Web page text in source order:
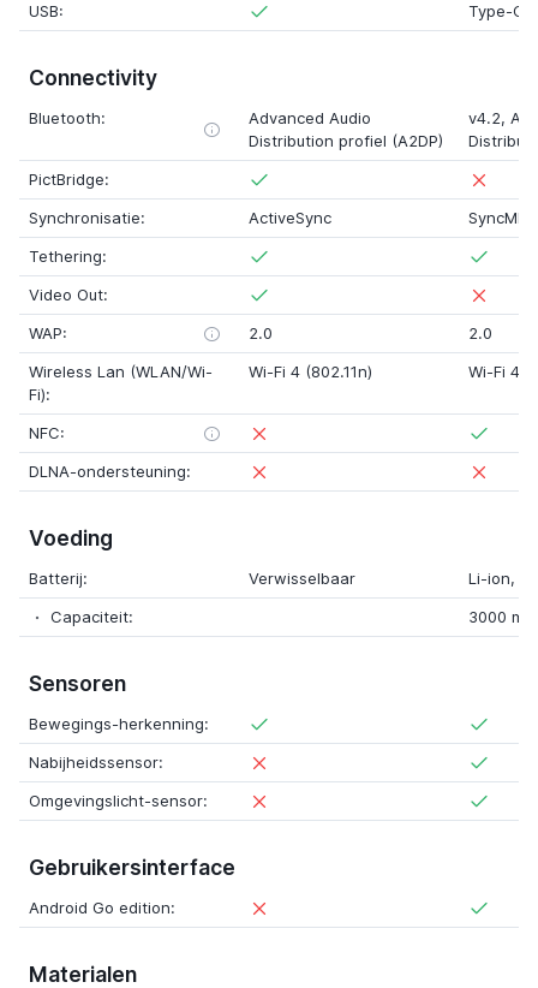
USB:
Type-C
Connectivity
Bluetooth:
Advanced Audio
Distribution profiel (A2DP)
v4.2,
PictBridge:
Synchronisatie:
ActiveSync
SyncML
Tethering:
Video Out:
WAP:
2.0
2.0
Wireless Lan (WLAN/Wi-
Fi):
Wi-Fi 4 (802.11n) Wi-Fi 4
NFC:
DLNA-ondersteuning:
Voeding
Batterij: Verwisselbaar Li-ion,
Capaciteit:
3000
Sensoren
Bewegings-herkenning:
Nabijheidssensor:
Omgevingslicht-sensor:
Gebruikersinterface
Android Go edition:
Materialen